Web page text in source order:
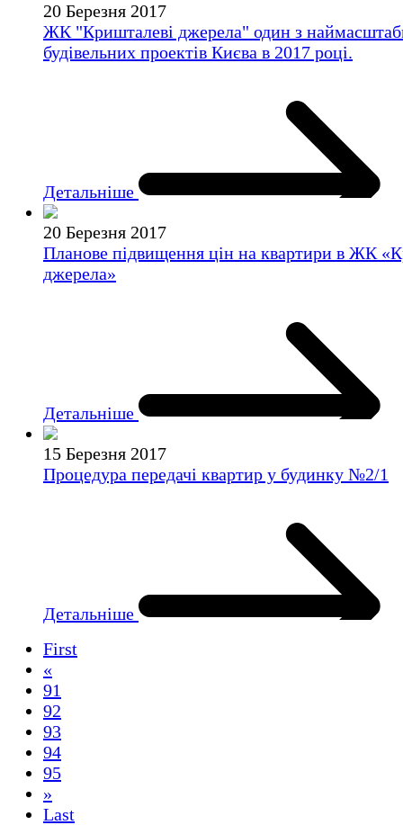
20 Березня 2017
ЖК "Кришталеві джерела" один з
будівельних проектів Києва в 2017 році.
Детальніше
20 Березня 2017
Планове підвищення цін на квартири в ЖК
джерела»
Детальніше
15 Березня 2017
Процедура передачі квартир у будинку №2/1
Детальніше
First
«
91
92
93
94
95
»
Last